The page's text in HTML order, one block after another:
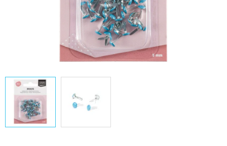
Kontakty Moje objednávka
Oblíbené ♥️
Hodnocení obchodu
Obchodní podmínky
Jak nakupovat